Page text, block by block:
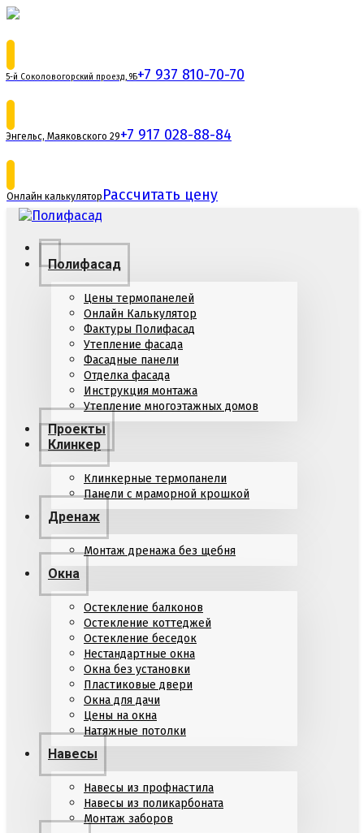
5-й Соколовогорский проезд, 9Б+7 937 810-70-70
Энгельс, Маяковского 29+7 917 028-88-84
Онлайн калькулятор Рассчитать цену
Полифасад
Цены термопанелей
Онлайн Калькулятор
Фактуры Полифасад
Утепление фасада
Фасадные панели
Отделка фасада
Инструкция монтажа
Утепление многоэтажных домов
Проекты
Клинкер
Клинкерные термопанели
Панели с мраморной крошкой
Дренаж
Монтаж дренажа без щебня
Окна
Остекление балконов
Остекление коттеджей
Остекление беседок
Нестандартные окна
Окна без установки
Пластиковые двери
Окна для дачи
Цены на окна
Натяжные потолки
Навесы
Навесы из профнастила
Навесы из поликарбоната
Монтаж заборов